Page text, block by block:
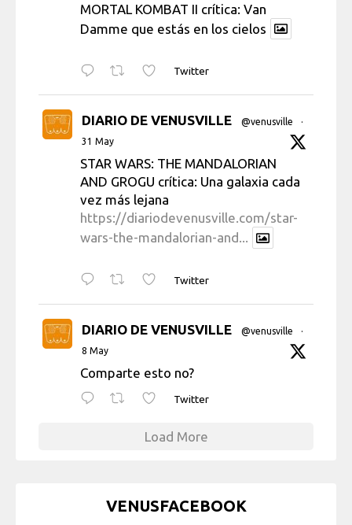
MORTAL KOMBAT II crítica: Van
Damme que estás en los cielos
Twitter
DIARIO DE VENUSVILLE @venusville
·
31 May
STAR WARS: THE MANDALORIAN
AND GROGU crítica: Una galaxia cada
vez más lejana
https://diariodevenusville.com/star-
wars-the-mandalorian-and...
Twitter
DIARIO DE VENUSVILLE @venusville
·
8 May
Comparte esto no?
Twitter
Load More
VENUSFACEBOOK